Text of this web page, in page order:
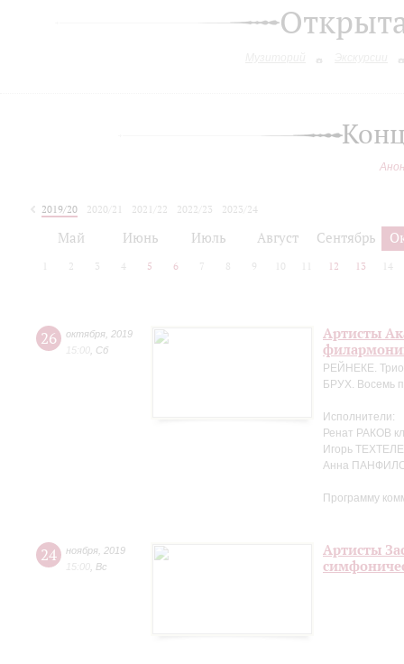
2019/20 2020/21 2021/22 2022/23
2023/24
Май Июнь Июль Август Сентябрь
2 3 4 5 6 7 8 9 10 12 13 14
26 октября 2019
15:00 Сб
Артисты
РЕЙНЕКЕ. Трио
БРУХ. Восемь
Исполнители:
Ренат РАКОВ
Игорь
Анна
Программу
24 ноября 2019
15:00 Вс
Артисты